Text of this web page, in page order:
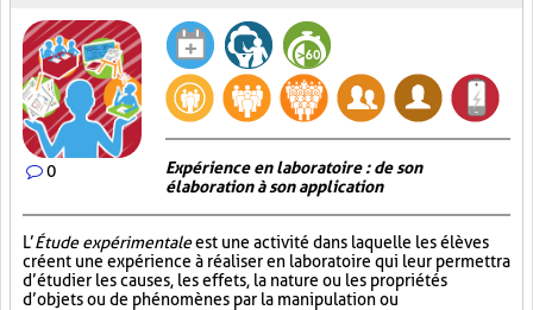
0
Expérience en laboratoire : de son
élaboration à son application
L’Étude expérimentaleest une activité dans laquelle les élèves
créent une expérience à réaliser en laboratoire qui leur permettra
d’étudier les causes, les effets, la nature ou les propriétés
d’objets ou de phénomènes par la manipulation ou